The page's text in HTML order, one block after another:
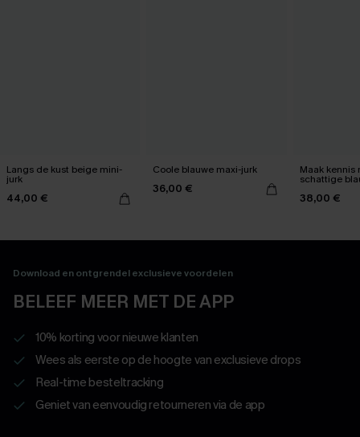
Langs de kust beige mini-
jurk
44,00 €
Coole blauwe maxi-jurk
36,00 €
Maak kennis
schattige
38,00 €
Download en ontgrendel exclusieve voordelen
BELEEF MEER MET DE APP
10% korting voor nieuwe klanten
Wees als eerste op de hoogte van exclusieve drops
Real-time besteltracking
Geniet van eenvoudig retourneren via de app